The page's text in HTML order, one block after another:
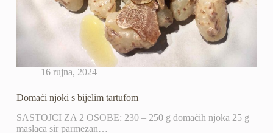
16 rujna, 2024
Domaći njoki s bijelim tartufom
SASTOJCI ZA 2 OSOBE: 230 – 250 g domaćih njoka 25 g
maslaca sir parmezan…